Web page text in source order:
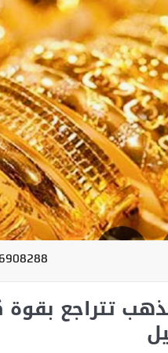
تتراجع